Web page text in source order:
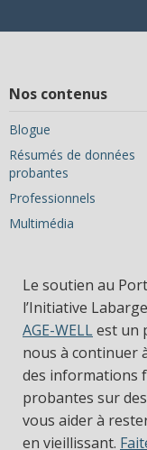
Nos contenus
Blogue
Résumés de données
probantes
Professionnels
Multimédia
Le soutien au
l’Initiative
AGE-WELLest un
nous à continuer
des informations
probantes sur
vous aider à
en vieillissant.